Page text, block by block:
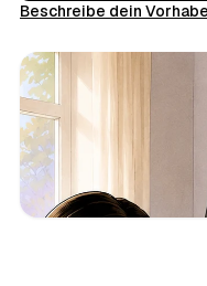
Beschreibe dein